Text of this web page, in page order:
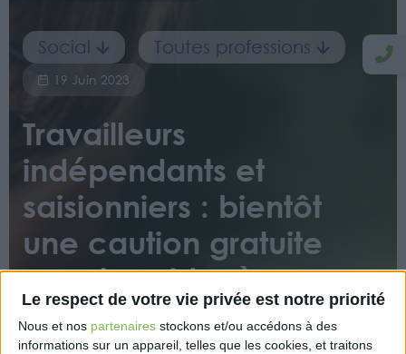
Le respect de votre vie privée est notre priorité
Nous et nos partenaires stockons et/ou accédons à des
informations sur un appareil, telles que les cookies, et traitons
Social Toutes professions
19 Juin 2023
Travailleurs
indépendants et
saisionniers : bientôt
une caution gratuite
pour les aider à se
loger